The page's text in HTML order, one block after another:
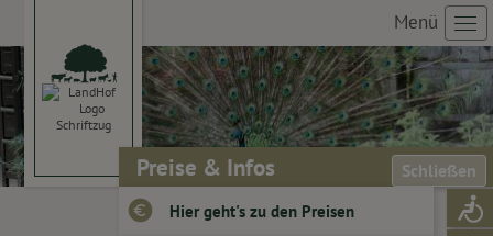
Menü
Preise & Infos
Schließen
Hier geht's zu den Preisen